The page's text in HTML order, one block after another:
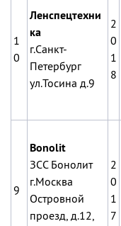
1
0
Ленспецтехни
ка
г.Санкт-
Петербург
ул.Тосина д.9
2
0
1
8
9
Bonolit
ЗСС Бонолит
г.Москва
Островной
проезд, д.12,
2
0
1
7